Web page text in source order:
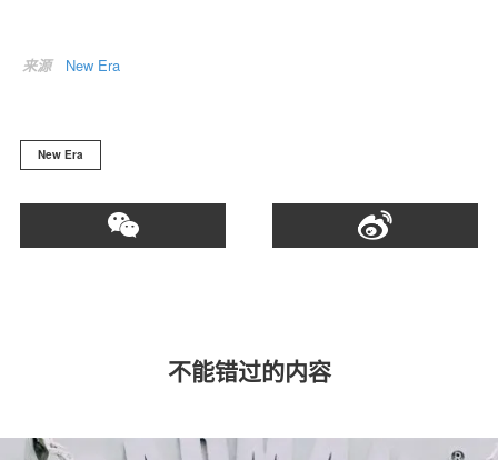
来源 New Era
New Era
不能错过的内容